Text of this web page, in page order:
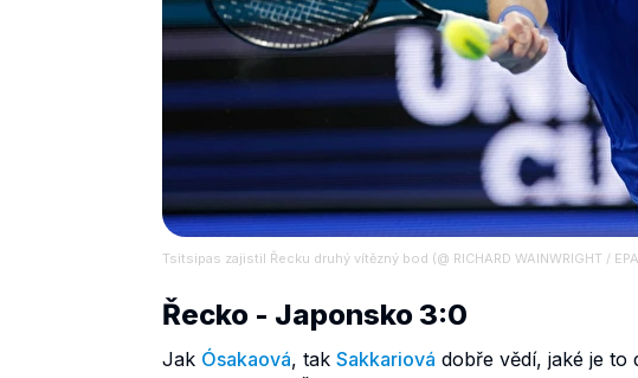
Tsitsipas zajistil Řecku druhý vítězný bod (@ RICHARD WAINWRIGHT /
Řecko - Japonsko 3:0
Jak Ósakaová, tak Sakkariová dobře vědí, jaké je to